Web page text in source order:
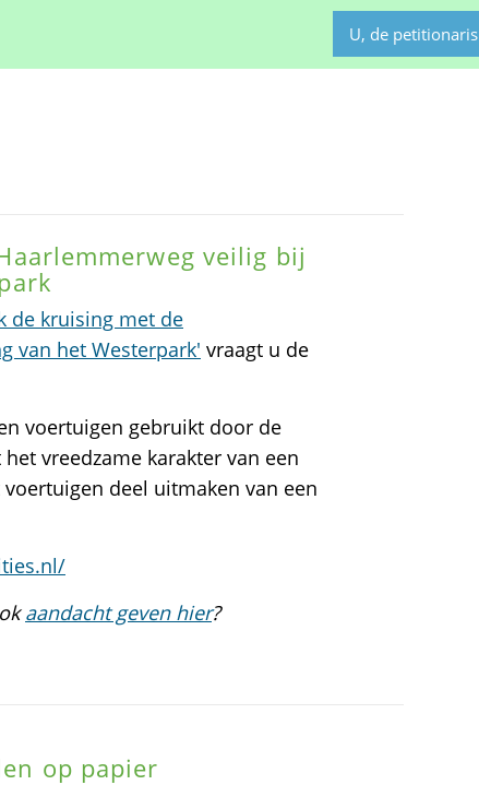
U, de petitionaris
veilig bij
de kruising met de
van het Westerpark' vraagt u de
voertuigen gebruikt door de
vreedzame karakter van een
deel uitmaken van een
aandacht geven hier?
op papier